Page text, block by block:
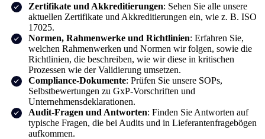
Zertifikate und Akkreditierungen: Sehen Sie alle unsere
aktuellen Zertifikate und Akkreditierungen ein, wie z. B. ISO
17025.
Normen, Rahmenwerke und Richtlinien: Erfahren Sie,
welchen Rahmenwerken und Normen wir folgen, sowie die
Richtlinien, die beschreiben, wie wir diese in kritischen
Prozessen wie der Validierung umsetzen.
Compliance-Dokumente: Prüfen Sie unsere SOPs,
Selbstbewertungen zu GxP-Vorschriften und
Unternehmensdeklarationen.
Audit-Fragen und Antworten: Finden Sie Antworten auf
typische Fragen, die bei Audits und in Lieferantenfragebögen
aufkommen.